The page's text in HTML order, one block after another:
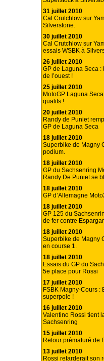
31 juillet 2010
Cal Crutchlow sur
Silverstone.
30 juillet 2010
Cal Crutchlow sur
essais WSBK à
26 juillet 2010
GP de Laguna Seca
de l’ouest !
25 juillet 2010
MotoGP Laguna
qualifs !
20 juillet 2010
Randy de Puniet
GP de Laguna Seca
18 juillet 2010
Superbike de Magny
podium.
18 juillet 2010
GP du Sachsenring
Randy De Puniet se
18 juillet 2010
GP d’Allemagne
18 juillet 2010
GP 125 du
de fer contre
18 juillet 2010
Superbike de Magny
en course 1.
18 juillet 2010
Essais du GP du
5e place pour Rossi
17 juillet 2010
FSBK Magny-Cours :
superpole !
16 juillet 2010
Valentino Rossi tient
Sachsenring
15 juillet 2010
Retour prématuré de
13 juillet 2010
Rossi retarderait son